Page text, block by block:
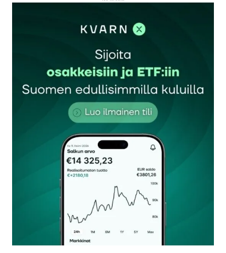
kirjautua
rekisteröityä
Sähköpostiosoitettasi ei julkaista.Pakolliset
kentät on merkitty*
Kommentti*
Nimesi tai nimimerkkisi
Sähköpostiosoitteesi